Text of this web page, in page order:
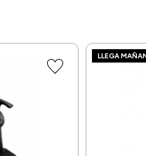
LLEGA